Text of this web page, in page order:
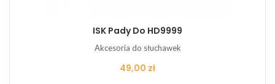
ISK Pady Do HD9999
Akcesoria do słuchawek
Cena
49,00 zł